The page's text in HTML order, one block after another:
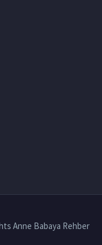
Anne Babaya Rehber